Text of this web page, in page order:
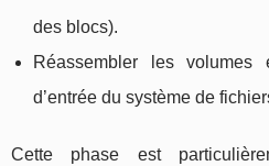
des blocs).
Réassembler les
d’entrée du système de
Cette phase est